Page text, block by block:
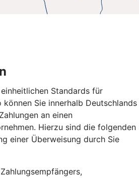
Standards für
können Sie innerhalb Deutschlands
an einen
Hierzu sind die folgenden
einer Überweisung durch Sie